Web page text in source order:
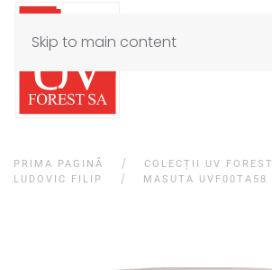
Skip to main content
PRIMA PAGINĂ COLECȚII UV FOREST
LUDOVIC FILIP
MASUTA UVF00TA58